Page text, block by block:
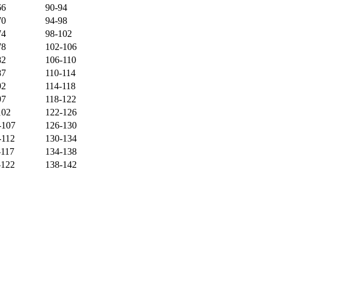
90-94
94-98
98-102
102-106
106-110
110-114
114-118
118-122
122-126
126-130
130-134
134-138
138-142